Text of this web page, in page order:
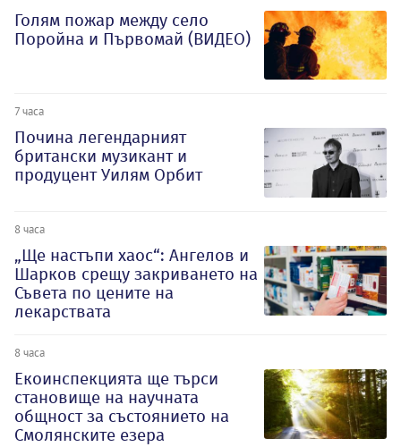
Голям пожар между село
Поройна и Първомай (ВИДЕО)
7 часа
Почина легендарният
британски музикант и
продуцент Уилям Орбит
8 часа
„Ще настъпи хаос“: Ангелов и
Шарков срещу закриването на
Съвета по цените на
лекарствата
8 часа
Екоинспекцията ще търси
становище на научната
общност за състоянието на
Смолянските езера